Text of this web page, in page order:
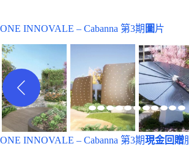
ONE INNOVALE – Cabanna 第3期 圖 片
ONE INNOVALE – Cabanna 第3期現金回贈